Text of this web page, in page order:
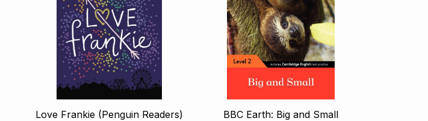
Love Frankie (Penguin Readers)
BBC Earth: Big and Small